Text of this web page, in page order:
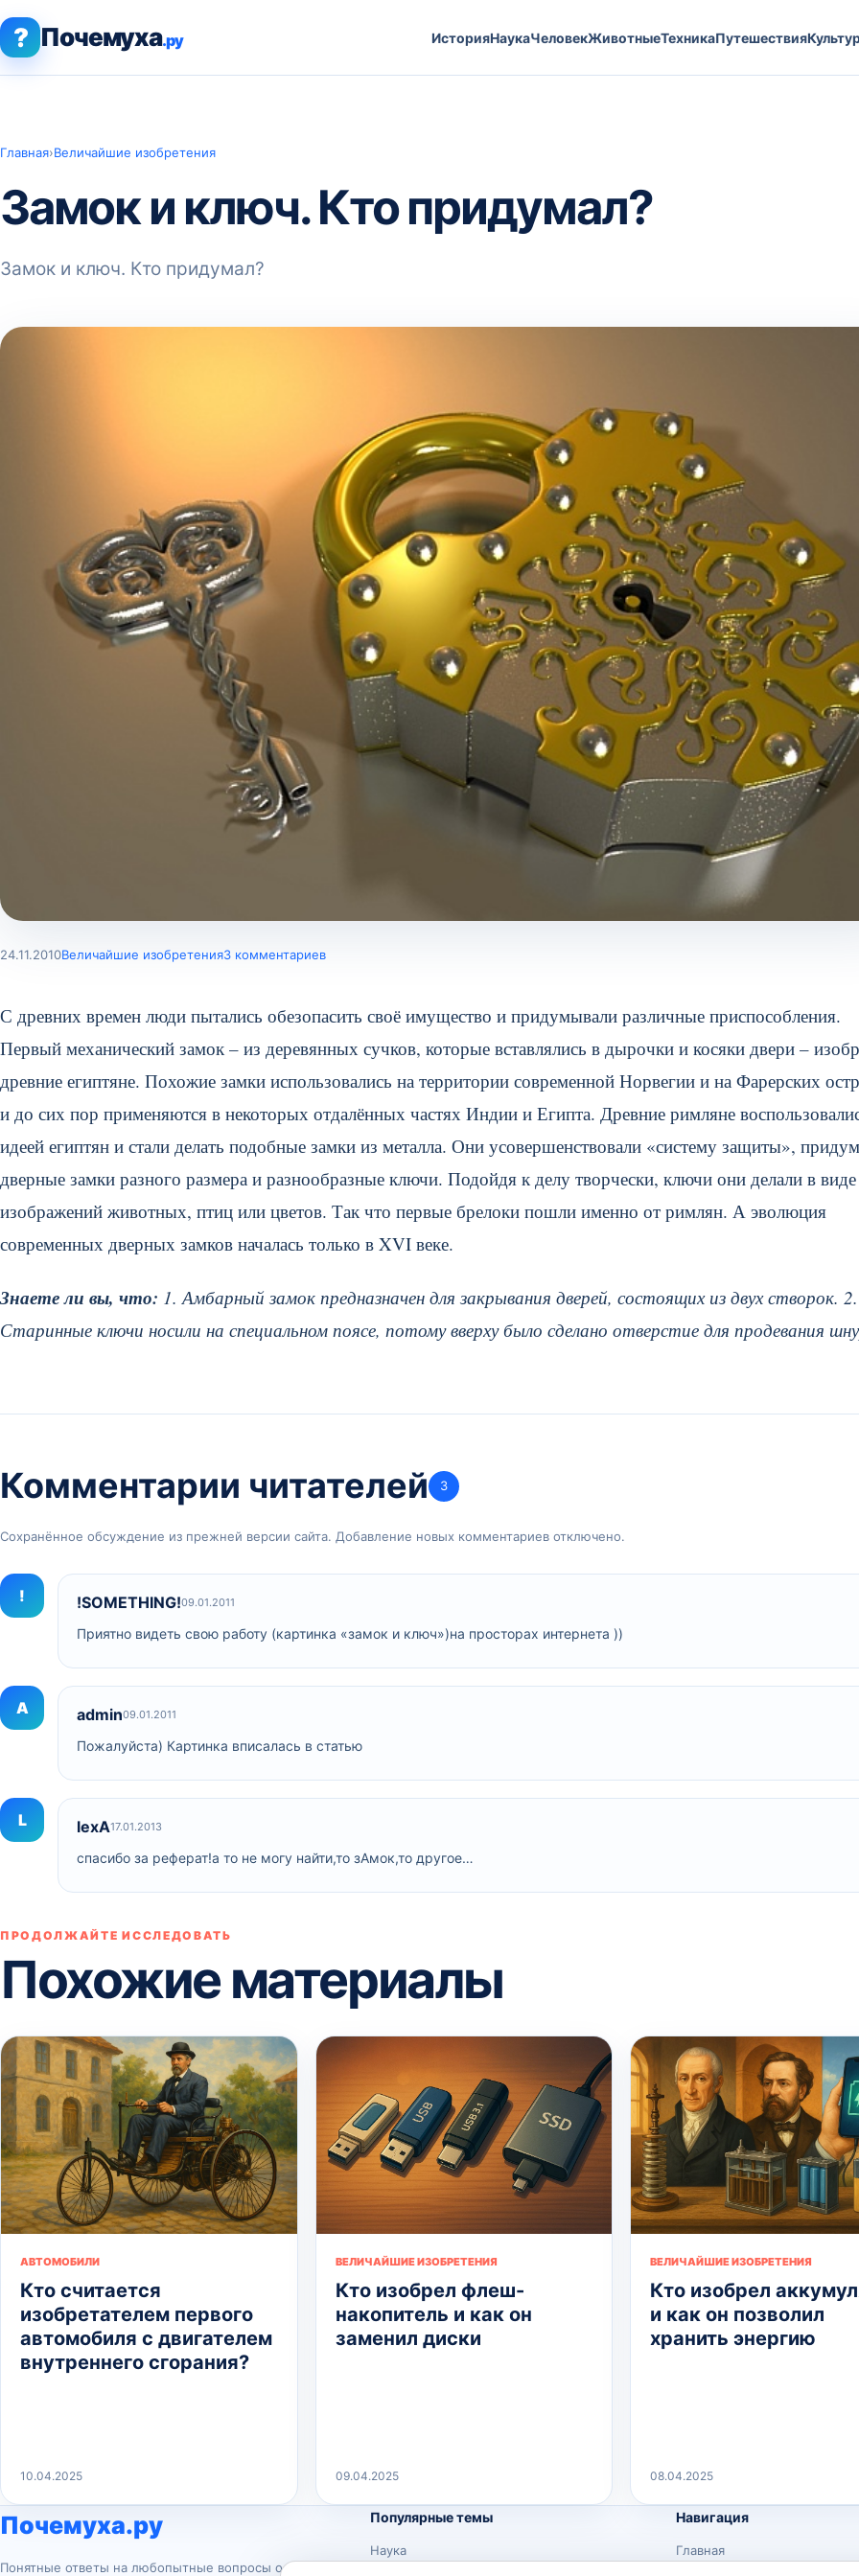
? Почемуха.ру ИсторияНаукаЧеловекЖивотныеТехникаПутешествия
Главная›Величайшие изобретения
Замок и ключ. Кто придумал?
Замок и ключ. Кто придумал?
24.11.2010Величайшие изобретения3 комментариев
С древних времен люди пытались обезопасить своё имущество и придумывали различные приспособления.
Первый механический замок – из деревянных сучков, которые вставлялись в дырочки и косяки двери –
древние египтяне. Похожие замки использовались на территории современной Норвегии и на Фарерских
и до сих пор применяются в некоторых отдалённых частях Индии и Египта. Древние римляне
идеей египтян и стали делать подобные замки из металла. Они усовершенствовали «систему защиты»,
дверные замки разного размера и разнообразные ключи. Подойдя к делу творчески, ключи они делали в виде
изображений животных, птиц или цветов. Так что первые брелоки пошли именно от римлян. А эволюция
современных дверных замков началась только в XVI веке.
Знаете ли вы, что: 1. Амбарный замок предназначен для закрывания дверей, состоящих из двух створок. 2.
Старинные ключи носили на специальном поясе, потому вверху было сделано отверстие для продевания
Комментарии читателей 3
Сохранённое обсуждение из прежней версии сайта. Добавление новых комментариев отключено.
! !SOMETHING!09.01.2011
Приятно видеть свою работу (картинка «замок и ключ»)на просторах интернета ))
A admin09.01.2011
Пожалуйста) Картинка вписалась в статью
L lexA17.01.2013
спасибо за реферат!а то не могу найти,то зАмок,то другое…
ПРОДОЛЖАЙТЕ ИССЛЕДОВАТЬ
Похожие материалы
АВТОМОБИЛИ
Кто считается
изобретателем первого
автомобиля с двигателем
внутреннего сгорания?
10.04.2025
ВЕЛИЧАЙШИЕ ИЗОБРЕТЕНИЯ
Кто изобрел флеш-
накопитель и как он
заменил диски
09.04.2025
ВЕЛИЧАЙШИЕ ИЗОБРЕТЕНИЯ
Кто изобрел
и как он позволил
хранить энергию
08.04.2025
Почемуха.ру
Понятные ответы на любопытные вопросы о
Популярные темы
Наука
Навигация
Главная